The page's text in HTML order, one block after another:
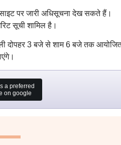
पर जारी अधिसूचना देख सकते हैं।
सूची शामिल है।
दोपहर 3 बजे से शाम 6 बजे तक
a preferred
on google